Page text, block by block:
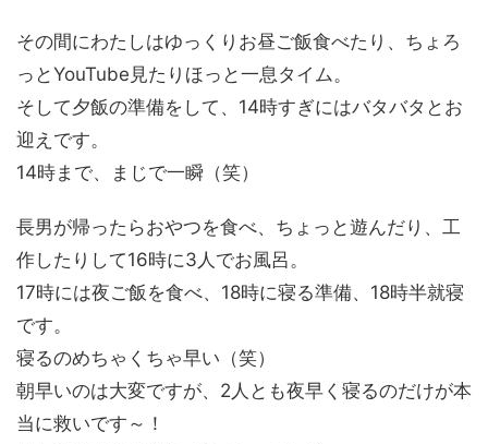
その間にわたしはゆっくりお昼ご飯食べたり、ちょろ
っとYouTube見たりほっと一息タイム。
そして夕飯の準備をして、14時すぎにはバタバタとお
迎えです。
14時まで、まじで一瞬（笑）
長男が帰ったらおやつを食べ、ちょっと遊んだり、工
作したりして16時に3人でお風呂。
17時には夜ご飯を食べ、18時に寝る準備、18時半就寝
です。
寝るのめちゃくちゃ早い（笑）
朝早いのは大変ですが、2人とも夜早く寝るのだけが本
当に救いです～！